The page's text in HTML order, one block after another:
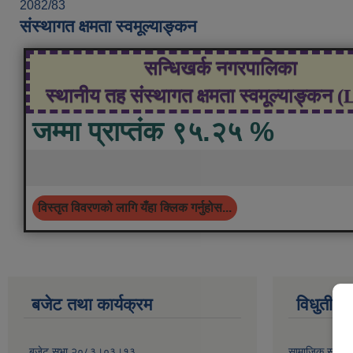
2082/83
संस्थागत क्षमता स्वमूल्याङ्कन
सन्धिखर्क नगरपालिका
स्थानीय तह संस्थागत क्षमता स्वमूल्याङ्कन
जम्मा प्राप्तंक ९५.२५ %
विस्तृत विवरणको लागि यँहा क्लिक गर्नुहोस...
बजेट तथा कार्यक्रम विधुतीय